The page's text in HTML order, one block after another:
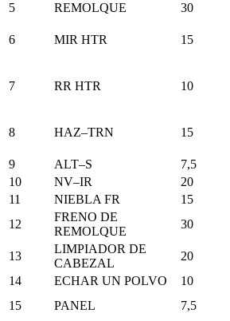
5
REMOLQUE 30
6 MIR HTR 15
7 RR HTR 10
8 HAZ–TRN 15
9
ALT–S 7,5
10
NV–IR 20
11
NIEBLA FR 15
12
FRENO DE
REMOLQUE
30
13
LIMPIADOR DE
CABEZAL
20
14
ECHAR UN POLVO 10
15
PANEL 7,5